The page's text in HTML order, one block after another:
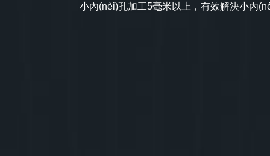
小內(nèi)孔加工5毫米以上，有效解決小內